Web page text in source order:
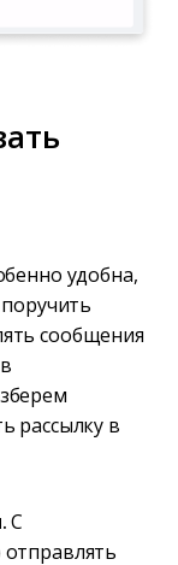
удобна,
сообщения
рассылку в
С